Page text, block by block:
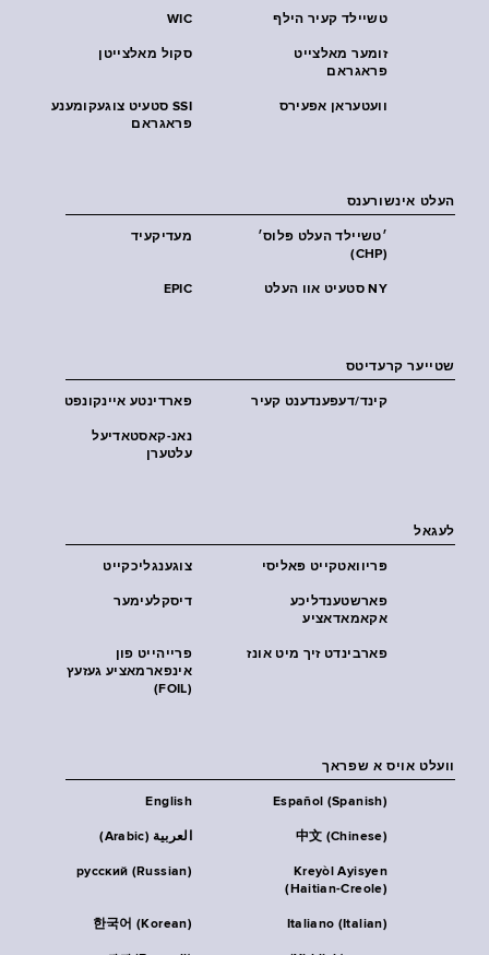
WIC טשיילד קעיר הילף
סקול מאלצייטן
זומער מאלצייט
פראגראם
SSI סטעיט צוגעקומענע
פראגראם
וועטעראן אפעירס
העלט אינשורענס
מעדיקעיד
׳טשיילד העלט פּלוס׳
(CHP)
EPIC NY סטעיט אוו העלט
שטייער קרעדיטס
פארדינטע איינקונפט קינד/דעפענדענט קעיר
נאנ-קאסטאדיעל
עלטערן
לעגאל
צוגענגליכקייט פּריוואטקייט פּאליסי
דיסקלעימער
פארשטענדליכע
אקאמאדאציע
פרייהייט פון
אינפארמאציע געזעץ
(FOIL)
פארבינדט זיך מיט אונז
וועלט אויס א שפראך
English Español (Spanish)
العربية (Arabic) 中文 (Chinese)
русский (Russian)
Kreyòl Ayisyen
(Haitian-Creole)
한국어 (Korean) Italiano (Italian)